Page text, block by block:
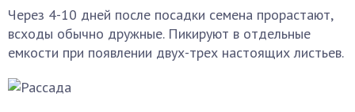
Через 4-10 дней после посадки семена прорастают,
всходы обычно дружные. Пикируют в отдельные
емкости при появлении двух-трех настоящих листьев.